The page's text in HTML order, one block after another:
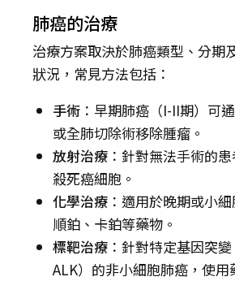
肺癌的治療
治療方案取決於肺癌類型、分期
狀況，常見方法包括：
手術 ：早期肺癌（I-II期）可
或全肺切除術移除腫瘤。
放射治療 ：針對無法手術的
殺死癌細胞。
化學治療 ：適用於晚期或小
順鉑、卡鉑等藥物。
標靶治療 ：針對特定基因突變
ALK）的非小細胞肺癌，使用